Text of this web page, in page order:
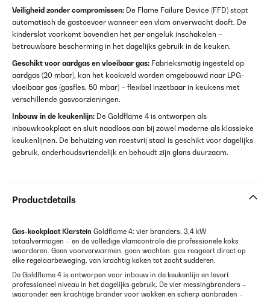
Veiligheid zonder compromissen: De Flame Failure Device (FFD) stopt
automatisch de gastoevoer wanneer een vlam onverwacht dooft. De
kinderslot voorkomt bovendien het per ongeluk inschakelen –
betrouwbare bescherming in het dagelijks gebruik in de keuken.
Geschikt voor aardgas en vloeibaar gas: Fabrieksmatig ingesteld op
aardgas (20 mbar), kan het kookveld worden omgebouwd naar LPG-
vloeibaar gas (gasfles, 50 mbar) – flexibel inzetbaar in keukens met
verschillende gasvoorzieningen.
Inbouw in de keukenlijn: De Goldflame 4 is ontworpen als
inbouwkookplaat en sluit naadloos aan bij zowel moderne als klassieke
keukenlijnen. De behuizing van roestvrij staal is geschikt voor dagelijks
gebruik, onderhoudsvriendelijk en behoudt zijn glans duurzaam.
Productdetails
Gas-kookplaat Klarstein Goldflame 4: vier branders, 3,4 kW
totaalvermogen – en de volledige vlamcontrole die professionele koks
waarderen. Geen voorverwarmen, geen wachten: gas reageert direct op
elke regelaarbeweging, van krachtig koken tot zacht sudderen.
De Goldflame 4 is ontworpen voor inbouw in de keukenlijn en levert
professioneel niveau in het dagelijks gebruik. De vier messingbranders –
waaronder een krachtige brander voor wokken en scherp aanbraden –